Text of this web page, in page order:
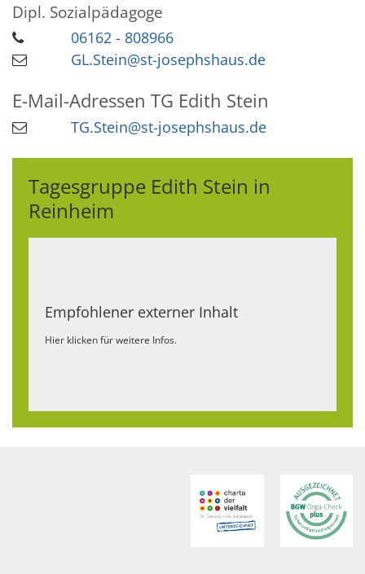
Dipl. Sozialpädagoge
06162 - 808966
GL.Stein@st-josephshaus.de
E-Mail-Adressen TG Edith Stein
TG.Stein@st-josephshaus.de
Tagesgruppe Edith Stein in
Reinheim
Empfohlener externer Inhalt
Hier klicken für weitere Infos.